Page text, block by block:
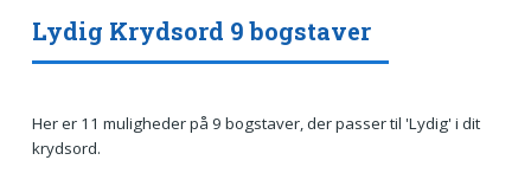
Lydig Krydsord 9 bogstaver
Her er 11 muligheder på 9 bogstaver, der passer til 'Lydig' i dit
krydsord.